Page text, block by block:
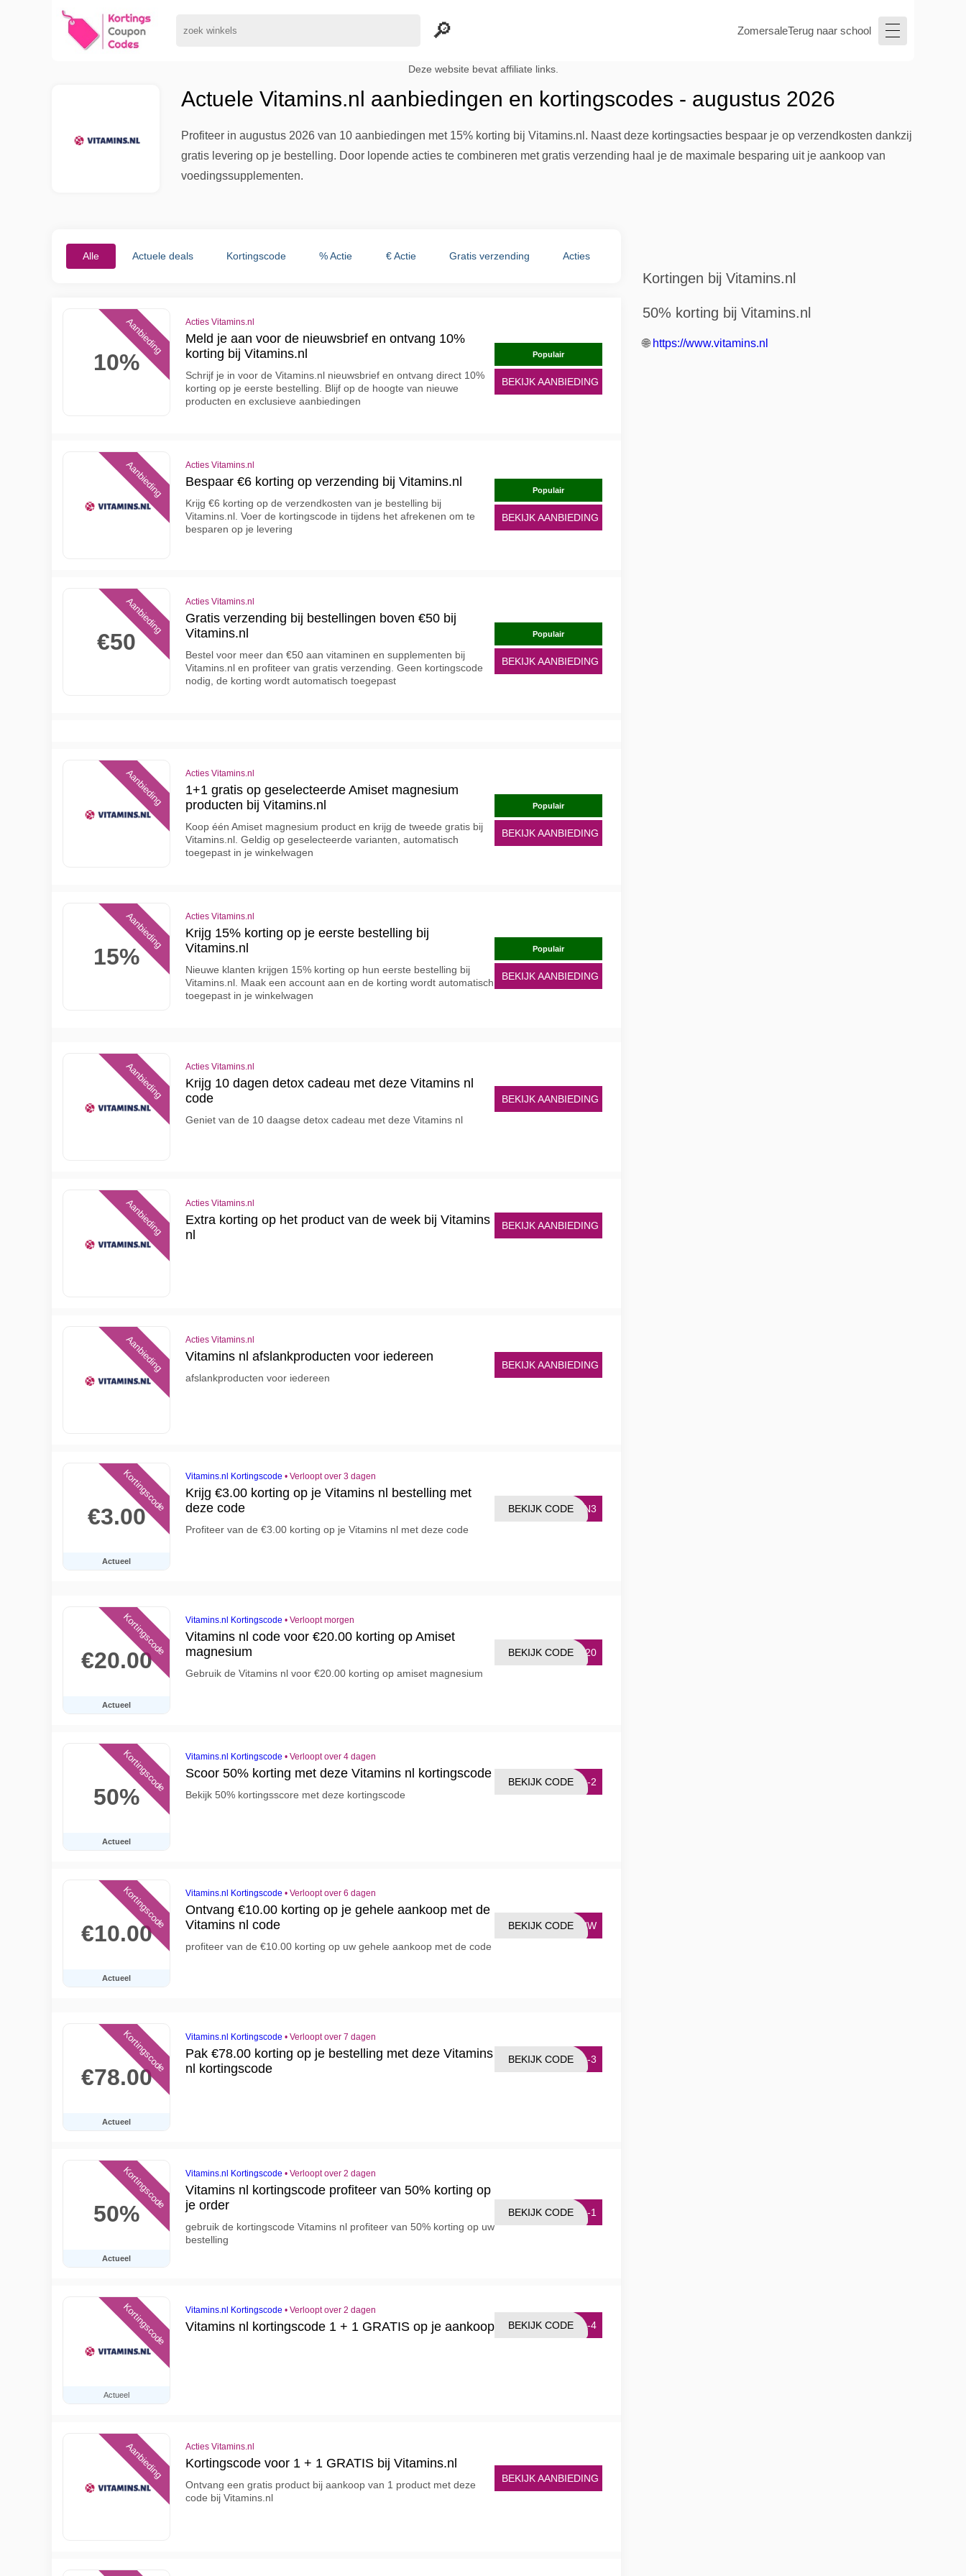
ZomersaleTerug naar school
Deze website bevat affiliate links.
Actuele Vitamins.nl aanbiedingen en kortingscodes - augustus 2026
Profiteer in augustus 2026 van 10 aanbiedingen met 15% korting bij Vitamins.nl. Naast deze kortingsacties bespaar je op verzendkosten dankzij
gratis levering op je bestelling. Door lopende acties te combineren met gratis verzending haal je de maximale besparing uit je aankoop van
voedingssupplementen.
Alle Actuele deals Kortingscode % Actie € Actie Gratis verzending Acties
10%
Aanbieding Acties Vitamins.nl
Meld je aan voor de nieuwsbrief en ontvang 10%
korting bij Vitamins.nl
Schrijf je in voor de Vitamins.nl nieuwsbrief en ontvang direct 10%
korting op je eerste bestelling. Blijf op de hoogte van nieuwe
producten en exclusieve aanbiedingen
Populair
BEKIJK AANBIEDING
Aanbieding Acties Vitamins.nl
Bespaar €6 korting op verzending bij Vitamins.nl
Krijg €6 korting op de verzendkosten van je bestelling bij
Vitamins.nl. Voer de kortingscode in tijdens het afrekenen om te
besparen op je levering
Populair
BEKIJK AANBIEDING
€50
Aanbieding Acties Vitamins.nl
Gratis verzending bij bestellingen boven €50 bij
Vitamins.nl
Bestel voor meer dan €50 aan vitaminen en supplementen bij
Vitamins.nl en profiteer van gratis verzending. Geen kortingscode
nodig, de korting wordt automatisch toegepast
Populair
BEKIJK AANBIEDING
Aanbieding Acties Vitamins.nl
1+1 gratis op geselecteerde Amiset magnesium
producten bij Vitamins.nl
Koop één Amiset magnesium product en krijg de tweede gratis bij
Vitamins.nl. Geldig op geselecteerde varianten, automatisch
toegepast in je winkelwagen
Populair
BEKIJK AANBIEDING
15%
Aanbieding Acties Vitamins.nl
Krijg 15% korting op je eerste bestelling bij
Vitamins.nl
Nieuwe klanten krijgen 15% korting op hun eerste bestelling bij
Vitamins.nl. Maak een account aan en de korting wordt automatisch
toegepast in je winkelwagen
Populair
BEKIJK AANBIEDING
Aanbieding Acties Vitamins.nl
Krijg 10 dagen detox cadeau met deze Vitamins nl
code
Geniet van de 10 daagse detox cadeau met deze Vitamins nl
BEKIJK AANBIEDING
Aanbieding Acties Vitamins.nl
Extra korting op het product van de week bij Vitamins
nl
BEKIJK AANBIEDING
Aanbieding Acties Vitamins.nl
Vitamins nl afslankproducten voor iedereen
afslankproducten voor iedereen
BEKIJK AANBIEDING
€3.00
Actueel
Kortingscode Vitamins.nl Kortingscode • Verloopt over 3 dagen
Krijg €3.00 korting op je Vitamins nl bestelling met
deze code
Profiteer van de €3.00 korting op je Vitamins nl met deze code
MIN3
BEKIJK CODE
€20.00
Actueel
Kortingscode Vitamins.nl Kortingscode • Verloopt morgen
Vitamins nl code voor €20.00 korting op Amiset
magnesium
Gebruik de Vitamins nl voor €20.00 korting op amiset magnesium
UM20
BEKIJK CODE
50%
Actueel
Kortingscode Vitamins.nl Kortingscode • Verloopt over 4 dagen
Scoor 50% korting met deze Vitamins nl kortingscode
Bekijk 50% kortingsscore met deze kortingscode
CA-2
BEKIJK CODE
€10.00
Actueel
Kortingscode Vitamins.nl Kortingscode • Verloopt over 6 dagen
Ontvang €10.00 korting op je gehele aankoop met de
Vitamins nl code
profiteer van de €10.00 korting op uw gehele aankoop met de code
K4HW
BEKIJK CODE
€78.00
Actueel
Kortingscode Vitamins.nl Kortingscode • Verloopt over 7 dagen
Pak €78.00 korting op je bestelling met deze Vitamins
nl kortingscode
CA-3
BEKIJK CODE
50%
Actueel
Kortingscode Vitamins.nl Kortingscode • Verloopt over 2 dagen
Vitamins nl kortingscode profiteer van 50% korting op
je order
gebruik de kortingscode Vitamins nl profiteer van 50% korting op uw
bestelling
CA-1
BEKIJK CODE
Actueel
Kortingscode Vitamins.nl Kortingscode • Verloopt over 2 dagen
Vitamins nl kortingscode 1 + 1 GRATIS op je aankoop CA-4
BEKIJK CODE
Aanbieding Acties Vitamins.nl
Kortingscode voor 1 + 1 GRATIS bij Vitamins.nl
Ontvang een gratis product bij aankoop van 1 product met deze
code bij Vitamins.nl
BEKIJK AANBIEDING
Kortingen bij Vitamins.nl
50% korting bij Vitamins.nl
🌐 https://www.vitamins.nl